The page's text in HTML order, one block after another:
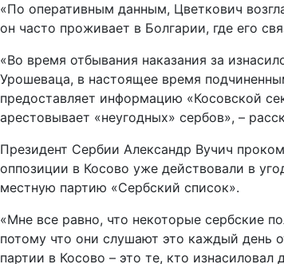
«По оперативным данным, Цветкович
он часто проживает в Болгарии, где его
«Во время отбывания наказания за
Урошеваца, в настоящее время
предоставляет информацию «Косовской
арестовывает «неугодных» сербов», –
Президент Сербии Александр Вучич
оппозиции в Косово уже действовали в
местную партию «Сербский список».
«Мне все равно, что некоторые сербские
потому что они слушают это каждый день
партии в Косово – это те, кто